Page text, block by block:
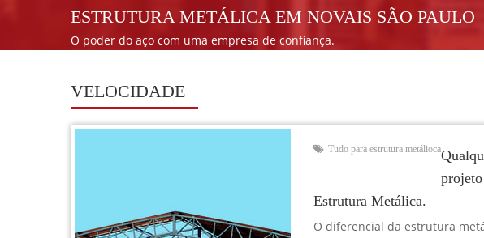
TELEFONE *
CIDADE *